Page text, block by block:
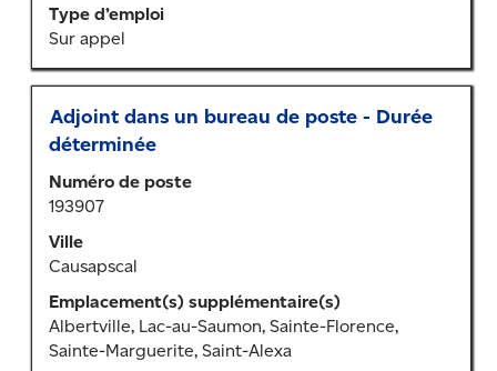
Type d’emploi
Sur appel
Titre
Adjoint dans un bureau de poste - Durée
déterminée
Numéro de poste
193907
Ville
Causapscal
Emplacement(s) supplémentaire(s)
Albertville, Lac-au-Saumon, Sainte-Florence,
Sainte-Marguerite, Saint-Alexa
Sélectionner
au
de
la
barre
d’espacement
afficher
tout
le